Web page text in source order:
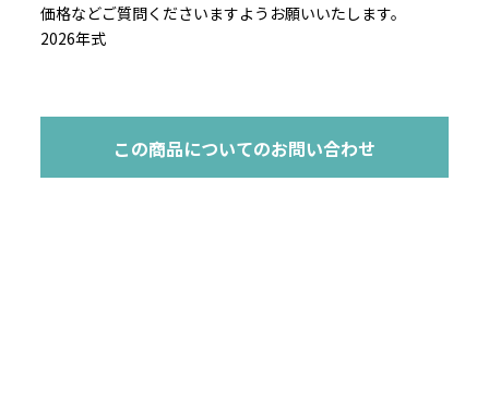
価格などご質問くださいますようお願いいたします。
2026年式
この商品についてのお問い合わせ